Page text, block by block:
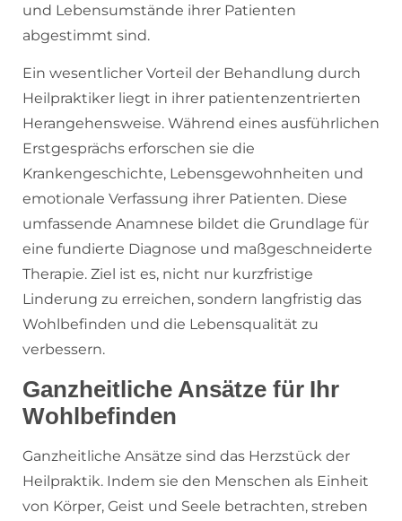
und Lebensumstände ihrer Patienten
abgestimmt sind.
Ein wesentlicher Vorteil der Behandlung durch
Heilpraktiker liegt in ihrer patientenzentrierten
Herangehensweise. Während eines ausführlichen
Erstgesprächs erforschen sie die
Krankengeschichte, Lebensgewohnheiten und
emotionale Verfassung ihrer Patienten. Diese
umfassende Anamnese bildet die Grundlage für
eine fundierte Diagnose und maßgeschneiderte
Therapie. Ziel ist es, nicht nur kurzfristige
Linderung zu erreichen, sondern langfristig das
Wohlbefinden und die Lebensqualität zu
verbessern.
Ganzheitliche Ansätze für Ihr
Wohlbefinden
Ganzheitliche Ansätze sind das Herzstück der
Heilpraktik. Indem sie den Menschen als Einheit
von Körper, Geist und Seele betrachten, streben